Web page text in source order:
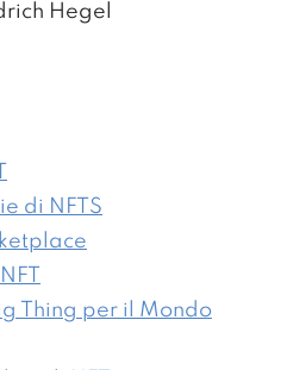
Hegel
di NFTS
Thing per il Mondo